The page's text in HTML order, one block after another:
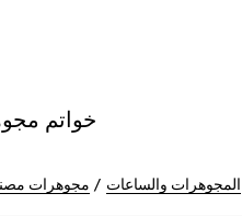
خواتم
المجوهرات والساعات مجوهرات